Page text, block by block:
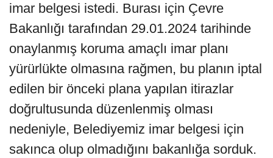
imar belgesi istedi. Burası için Çevre
Bakanlığı tarafından 29.01.2024 tarihinde
onaylanmış koruma amaçlı imar planı
yürürlükte olmasına rağmen, bu planın iptal
edilen bir önceki plana yapılan itirazlar
doğrultusunda düzenlenmiş olması
nedeniyle, Belediyemiz imar belgesi için
sakınca olup olmadığını bakanlığa sorduk.